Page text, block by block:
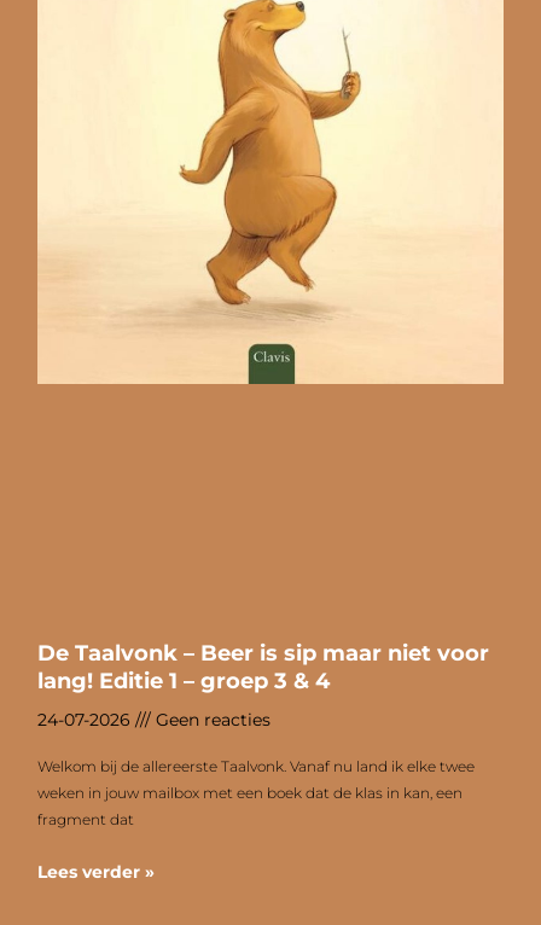
De Taalvonk – Beer is sip maar niet voor
lang! Editie 1 – groep 3 & 4
24-07-2026 Geen reacties
Welkom bij de allereerste Taalvonk. Vanaf nu land ik elke twee
weken in jouw mailbox met een boek dat de klas in kan, een
fragment dat
Lees verder »